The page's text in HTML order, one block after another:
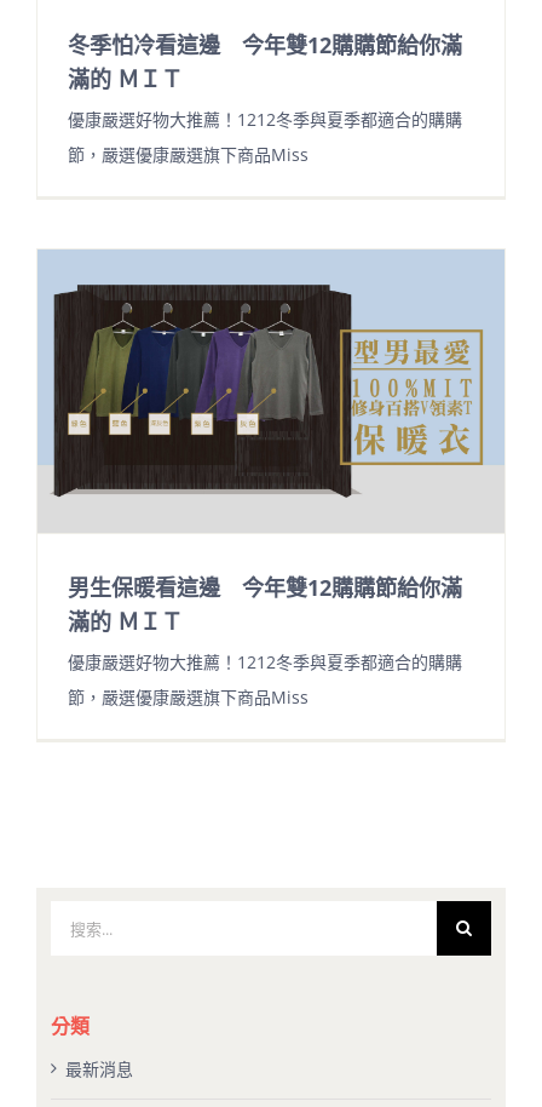
冬季怕冷看這邊 今年雙12購購節給你滿
滿的 ＭＩＴ
優康嚴選好物大推薦！1212冬季與夏季都適合的購購
節，嚴選優康嚴選旗下商品Miss
男生保暖看這邊 今年雙12購購節給你滿
滿的 ＭＩＴ
優康嚴選好物大推薦！1212冬季與夏季都適合的購購
節，嚴選優康嚴選旗下商品Miss
果：
分類
最新消息